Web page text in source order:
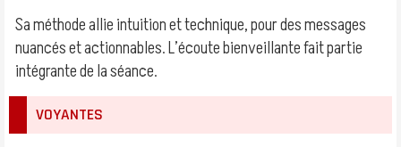
Sa méthode allie intuition et technique, pour des messages
nuancés et actionnables. L’écoute bienveillante fait partie
intégrante de la séance.
VOYANTES